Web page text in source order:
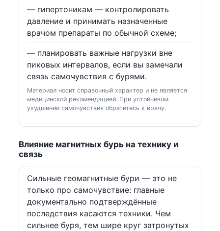
— гипертоникам — контролировать
давление и принимать назначенные
врачом препараты по обычной схеме;
— планировать важные нагрузки вне
пиковых интервалов, если вы замечали
связь самочувствия с бурями.
Материал носит справочный характер и не является
медицинской рекомендацией. При устойчивом
ухудшении самочувствия обратитесь к врачу.
Влияние магнитных бурь на технику и
связь
Сильные геомагнитные бури — это не
только про самочувствие: главные
документально подтверждённые
последствия касаются техники. Чем
сильнее буря, тем шире круг затронутых